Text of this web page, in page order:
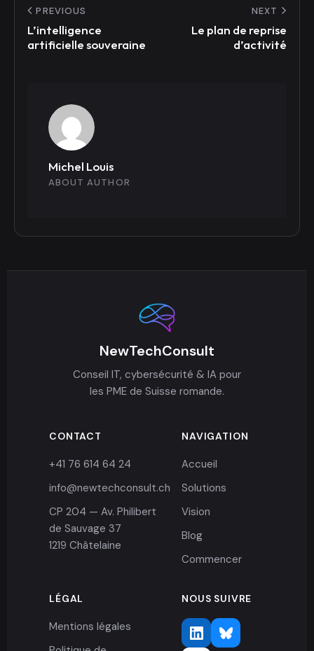
PREVIOUS
L’intelligence
artificielle souveraine
NEXT
Le plan de reprise
d’activité
Michel Louis
ABOUT AUTHOR
NewTechConsult
Conseil IT, cybersécurité & IA pour
les PME de Suisse romande.
CONTACT
+41 76 614 64 24
info@newtechconsult.ch
CP 204 — Av. Philibert
de Sauvage 37
1219 Châtelaine
NAVIGATION
Accueil
Solutions
Vision
Blog
Commencer
LÉGAL
Mentions légales
NOUS SUIVRE